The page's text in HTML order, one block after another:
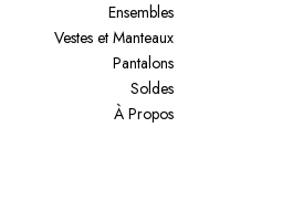
Ensembles
Vestes et Manteaux
Pantalons
Soldes
À Propos